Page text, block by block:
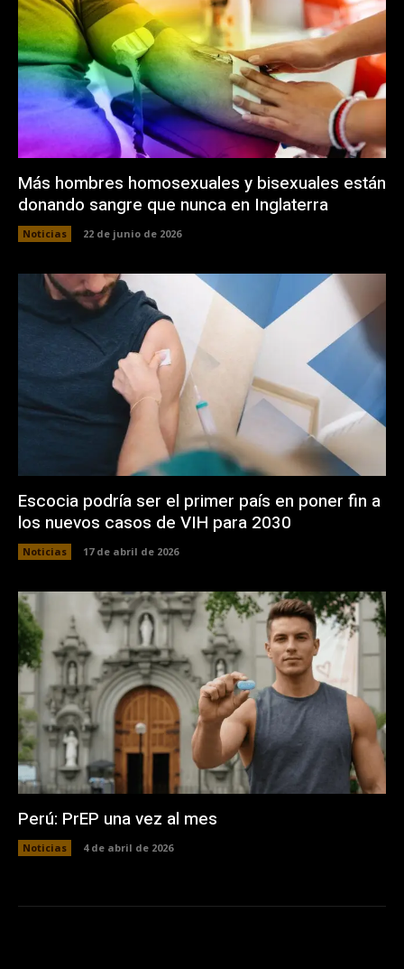
Más hombres homosexuales y bisexuales están
donando sangre que nunca en Inglaterra
Noticias 22 de junio de 2026
Escocia podría ser el primer país en poner fin a
los nuevos casos de VIH para 2030
Noticias 17 de abril de 2026
Perú: PrEP una vez al mes
Noticias 4 de abril de 2026